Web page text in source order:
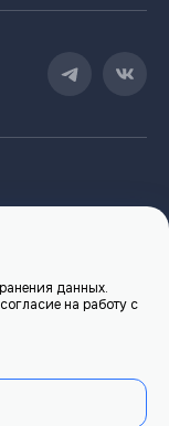
данных.
на работу с